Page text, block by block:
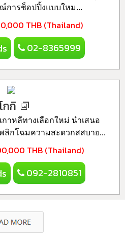
การช็อปปิ้งแบบใหม...
THB (Thailand)
02-8365999
กกิ
กาหลีทางเลือกใหม่ นำเสนอ
ลิกโฉมความสะดวกสสบาย...
THB (Thailand)
092-2810851